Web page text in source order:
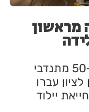
מראשון
מקצועיות מצילת חיים: כ-50 מתנדבי
עברו
יילוד